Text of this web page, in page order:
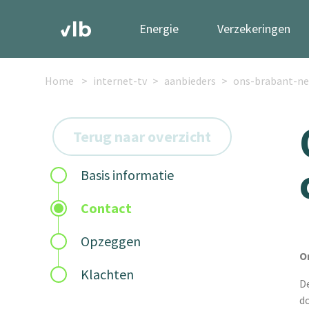
Energie Verzekeringen
Home internet-tv aanbieders ons-brabant-
Terug naar overzicht
Basis informatie
Contact
Opzeggen
Klachten